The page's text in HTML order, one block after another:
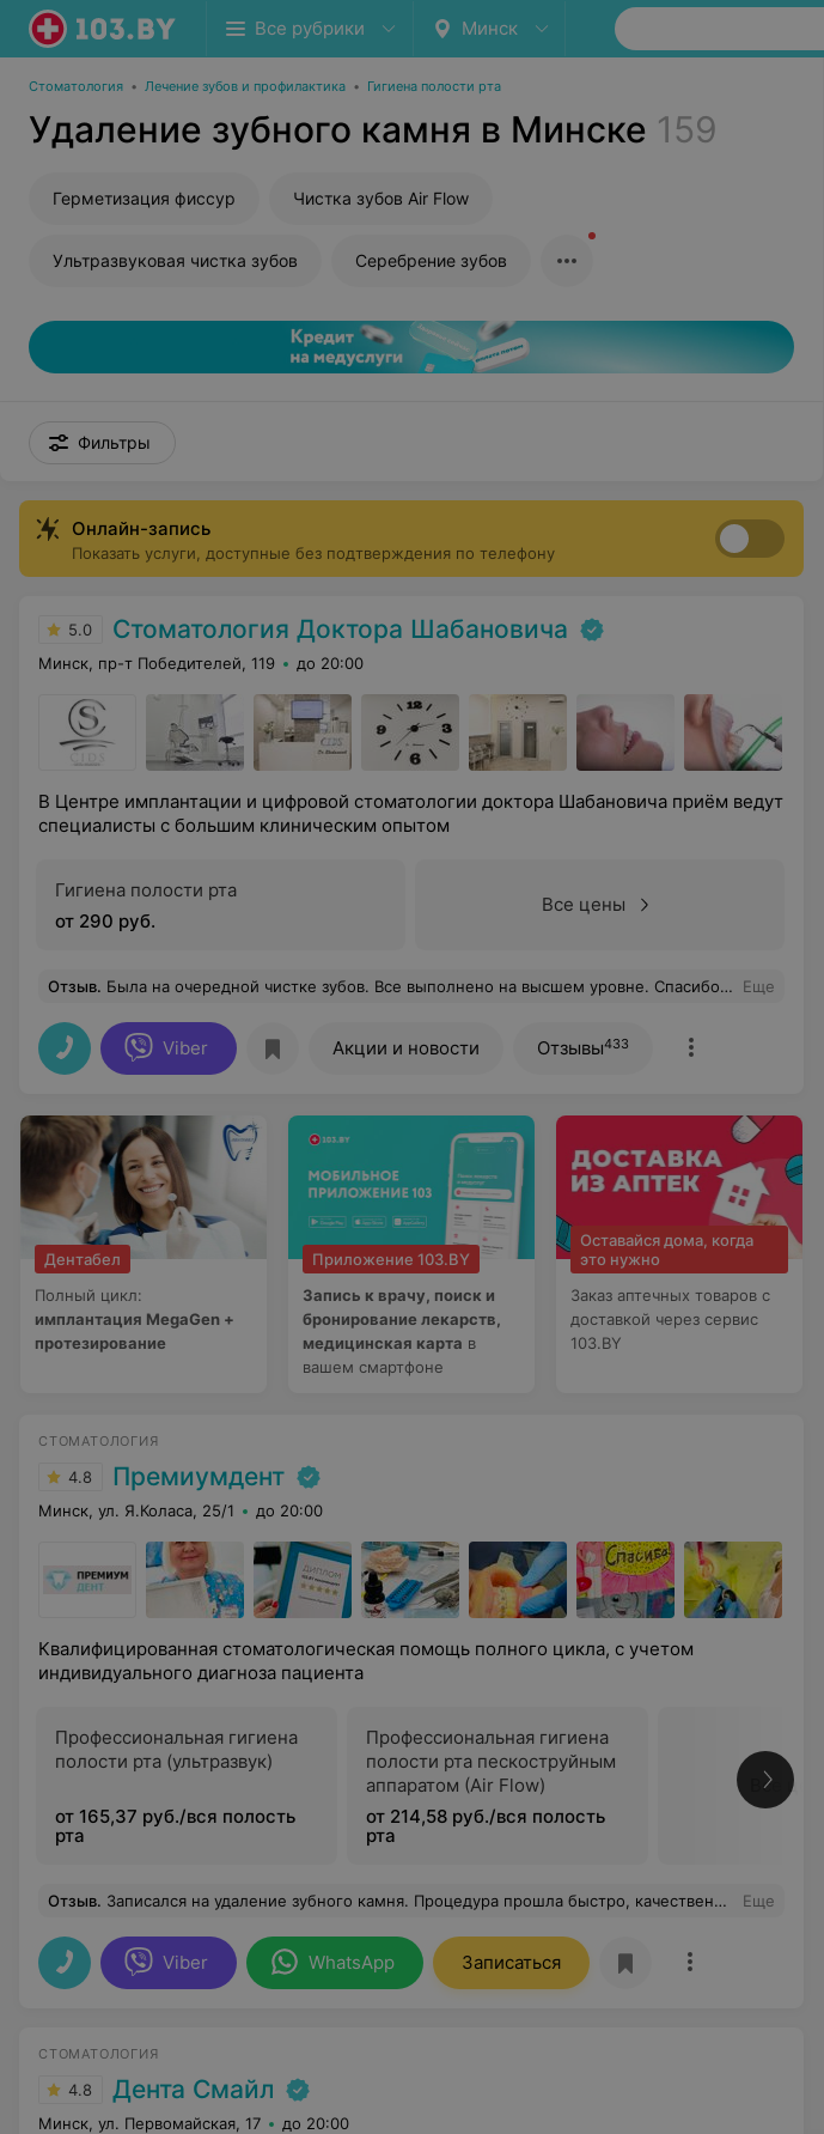
Все рубрики Минск
Стоматология • Лечение зубов и профилактика • Гигиена полости рта
Удаление зубного камня в Минске 159
Герметизация фиссур Чистка зубов Air Flow
Ультразвуковая чистка зубов Серебрение зубов
Фильтры
Онлайн-запись
Показать услуги, доступные без подтверждения по телефону
5.0 Стоматология Доктора Шабановича
Минск, пр-т Победителей, 119 до 20:00
В Центре имплантации и цифровой стоматологии доктора Шабановича приём ведут
специалисты с большим клиническим опытом
Гигиена полости рта
от 290 руб.
Все цены
Отзыв. Была на очередной чистке зубов. Все выполнено на высшем уровне. Спасибо Марине Дмитриевне. Еще
Viber Акции и новости Отзывы433
Дентабел
Полный цикл:
имплантация MegaGen +
протезирование
Приложение 103.BY
Запись к врачу, поиск и
бронирование лекарств,
медицинская карта в
вашем смартфоне
Оставайся дома, когда
это нужно
Заказ аптечных товаров с
доставкой через сервис
103.BY
СТОМАТОЛОГИЯ
4.8 Премиумдент
Минск, ул. Я.Коласа, 25/1 до 20:00
Квалифицированная стоматологическая помощь полного цикла, с учетом
индивидуального диагноза пациента
Профессиональная гигиена
полости рта (ультразвук)
от 165,37 руб./вся полость
рта
Профессиональная гигиена
полости рта пескоструйным
аппаратом (Air Flow)
от 214,58 руб./вся полость
рта
Все цены
Отзыв. Записался на удаление зубного камня. Процедура прошла быстро, качественно, результатом доволен. Обратил внимание на то, как Дмитрий Анатольевич чутко обращаться не только с пациентами, но с коллегами. Очень приятно находиться в такой атмосфере. Планирую и дальше обращаться к ним за помощью Еще
Viber WhatsApp Записаться
СТОМАТОЛОГИЯ
4.8 Дента Смайл
Минск, ул. Первомайская, 17 до 20:00